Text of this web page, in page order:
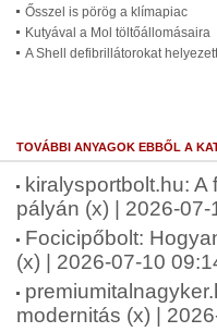
Ősszel is pörög a klímapiac
Kutyával a Mol töltőállomásaira
A Shell defibrillátorokat
TOVÁBBI ANYAGOK EBBŐL A
kiralysportbolt.hu:
pályán (x) | 2026-07-
Focicipőbolt:
(x) | 2026-07-10
modernitás (x) |